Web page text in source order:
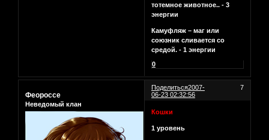
тотемное животное.. - 3
энергии
Камуфляж – маг или
союзник сливается со
средой. - 1 энергии
0
Поделиться 7
2007-
06-23 02:32:56
Феороссе
Неведомый клан
Кошки
1 уровень